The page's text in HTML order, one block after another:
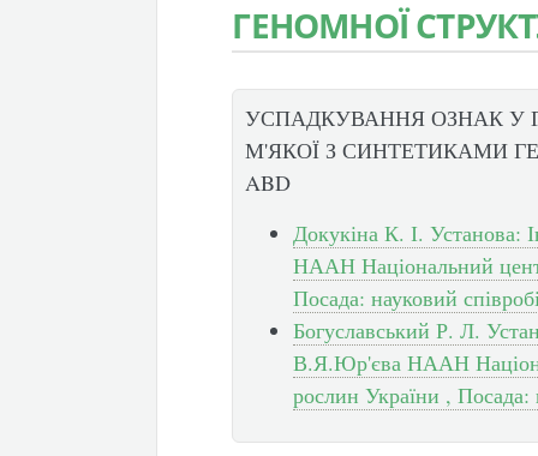
ГЕНОМНОЇ
УСПАДКУВАННЯ ОЗНАК У
М'ЯКОЇ З СИНТЕТИКАМИ
ABD
Докукіна К. І.
НААН Національний
Посада: науковий
Богуславський Р. Л.
В.Я.Юр'єва НААН
рослин України , Посада: